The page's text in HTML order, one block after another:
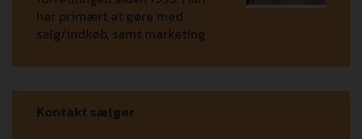
har primært at gøre med
salg/indkøb, samt marketing
Kontakt sælger